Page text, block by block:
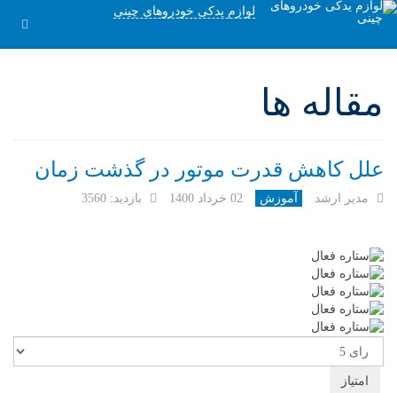
لوازم یدکی خودروهای چینی
مقاله ها
علل کاهش قدرت موتور در گذشت زمان
مدیر ارشد آموزش 02 خرداد 1400 بازدید: 3560
امتیاز
کاربران
لطفا
رای
دهید